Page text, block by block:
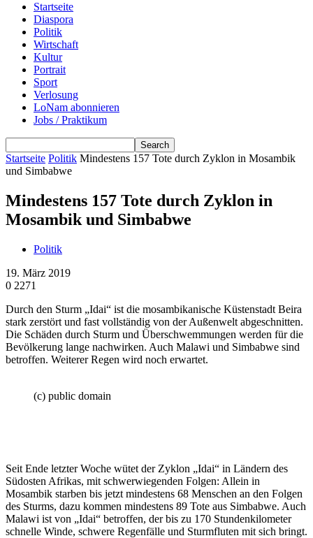
Startseite
Diaspora
Politik
Wirtschaft
Kultur
Portrait
Sport
Verlosung
LoNam abonnieren
Jobs / Praktikum
Startseite Politik Mindestens 157 Tote durch Zyklon in Mosambik
und Simbabwe
Mindestens 157 Tote durch Zyklon in
Mosambik und Simbabwe
Politik
19. März 2019
0 2271
Durch den Sturm „Idai“ ist die mosambikanische Küstenstadt Beira
stark zerstört und fast vollständig von der Außenwelt abgeschnitten.
Die Schäden durch Sturm und Überschwemmungen werden für die
Bevölkerung lange nachwirken. Auch Malawi und Simbabwe sind
betroffen. Weiterer Regen wird noch erwartet.
(c) public domain
Seit Ende letzter Woche wütet der Zyklon „Idai“ in Ländern des
Südosten Afrikas, mit schwerwiegenden Folgen: Allein in
Mosambik starben bis jetzt mindestens 68 Menschen an den Folgen
des Sturms, dazu kommen mindestens 89 Tote aus Simbabwe. Auch
Malawi ist von „Idai“ betroffen, der bis zu 170 Stundenkilometer
schnelle Winde, schwere Regenfälle und Sturmfluten mit sich bringt.